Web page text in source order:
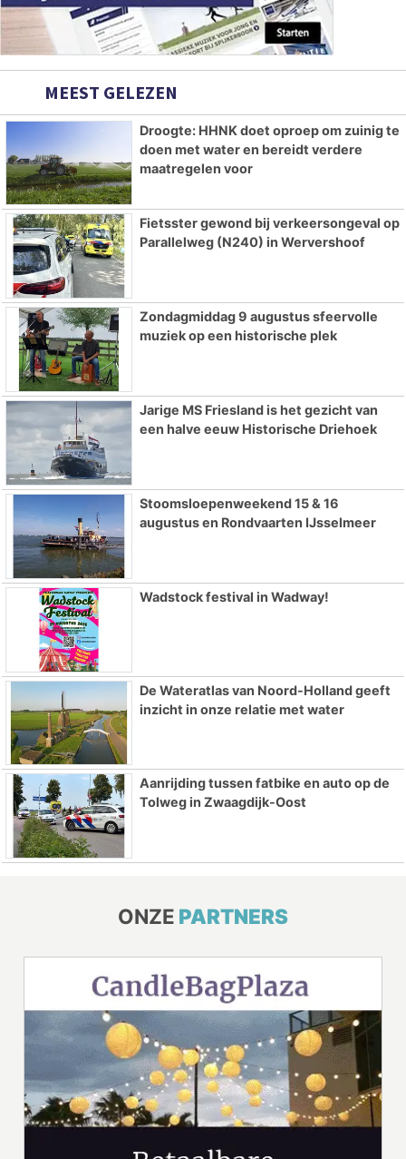
MEEST GELEZEN
Droogte: HHNK doet oproep om zuinig te
doen met water en bereidt verdere
maatregelen voor
Fietsster gewond bij verkeersongeval op
Parallelweg (N240) in Wervershoof
Zondagmiddag 9 augustus sfeervolle
muziek op een historische plek
Jarige MS Friesland is het gezicht van
een halve eeuw Historische Driehoek
Stoomsloepenweekend 15 & 16
augustus en Rondvaarten IJsselmeer
Wadstock festival in Wadway!
De Wateratlas van Noord-Holland geeft
inzicht in onze relatie met water
Aanrijding tussen fatbike en auto op de
Tolweg in Zwaagdijk-Oost
ONZE PARTNERS